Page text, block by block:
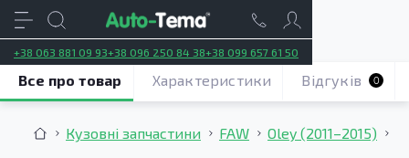
+38 063 881 09 93+38 096 250 84 38+38 099 657 61 50
Кузовні запчастини FAW Oley (2011–2015)
Все про товар Характеристики Відгуків 0